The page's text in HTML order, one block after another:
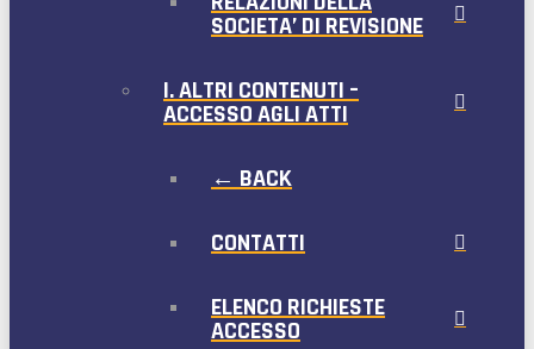
SOCIETA’ DI REVISIONE
I. ALTRI CONTENUTI –
ACCESSO AGLI ATTI
← BACK
CONTATTI
ELENCO RICHIESTE
ACCESSO